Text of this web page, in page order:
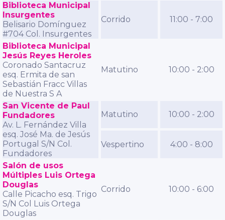
Biblioteca Municipal
Insurgentes
Belisario Domínguez
#704 Col. Insurgentes
Corrido 11:00 - 7:00
Biblioteca Municipal
Jesús Reyes Heroles
Coronado Santacruz
esq. Ermita de san
Sebastián Fracc Villas
de Nuestra S A
Matutino 10:00 - 2:00
San Vicente de Paul
Fundadores
Av. L. Fernández Villa
esq. José Ma. de Jesús
Portugal S/N Col.
Fundadores
Matutino 10:00 - 2:00
Vespertino 4:00 - 8:00
Salón de usos
Múltiples Luis Ortega
Douglas
Calle Picacho esq. Trigo
S/N Col Luis Ortega
Douglas
Corrido 10:00 - 6:00